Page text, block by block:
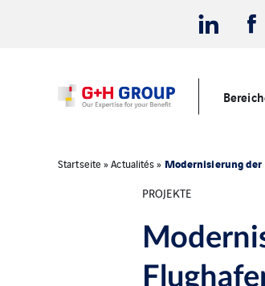
Startseite »Actualités» Modernisierung
PROJEKTE